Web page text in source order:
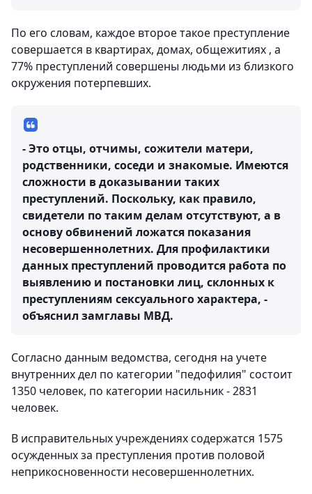
По его словам, каждое второе такое преступление
совершается в квартирах, домах, общежитиях , а
77% преступлений совершены людьми из близкого
окружения потерпевших.
- Это отцы, отчимы, сожители матери,
родственники, соседи и знакомые. Имеются
сложности в доказывании таких
преступлений. Поскольку, как правило,
свидетели по таким делам отсутствуют, а в
основу обвинений ложатся показания
несовершеннолетних. Для профилактики
данных преступлений проводится работа по
выявлению и постановки лиц, склонных к
преступлениям сексуального характера, -
объяснил замглавы МВД.
Согласно данным ведомства, сегодня на учете
внутренних дел по категории "педофилия" состоит
1350 человек, по категории насильник - 2831
человек.
В исправительных учреждениях содержатся 1575
осужденных за преступления против половой
неприкосновенности несовершеннолетних.